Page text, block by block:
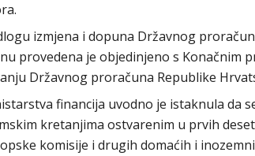
izmjena i dopuna Državnog
provedena je objedinjeno s Konačnim
Državnog proračuna Republike
financija uvodno je istaknula da
kretanjima ostvarenim u prvih
komisije i drugih domaćih i